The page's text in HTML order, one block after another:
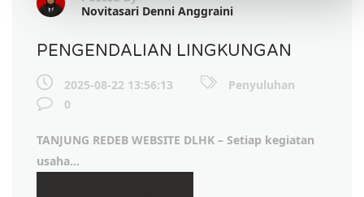
Novitasari Denni Anggraini
PENGENDALIAN LINGKUNGAN
2025-08-22 13:56:13
Penyuluhan
0
TANJUNG REDEB WEBSITE DLHK – Setiap kegiatan
usaha...